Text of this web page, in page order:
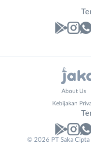
No. Telp /
About Us
Kebijakan
© 2026 PT Saka Cipta